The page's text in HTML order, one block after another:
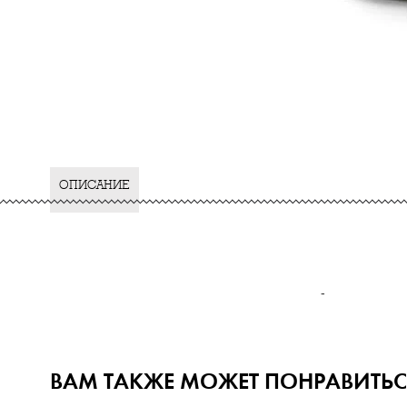
ОПИСАНИЕ
-
ВАМ ТАКЖЕ МОЖЕТ